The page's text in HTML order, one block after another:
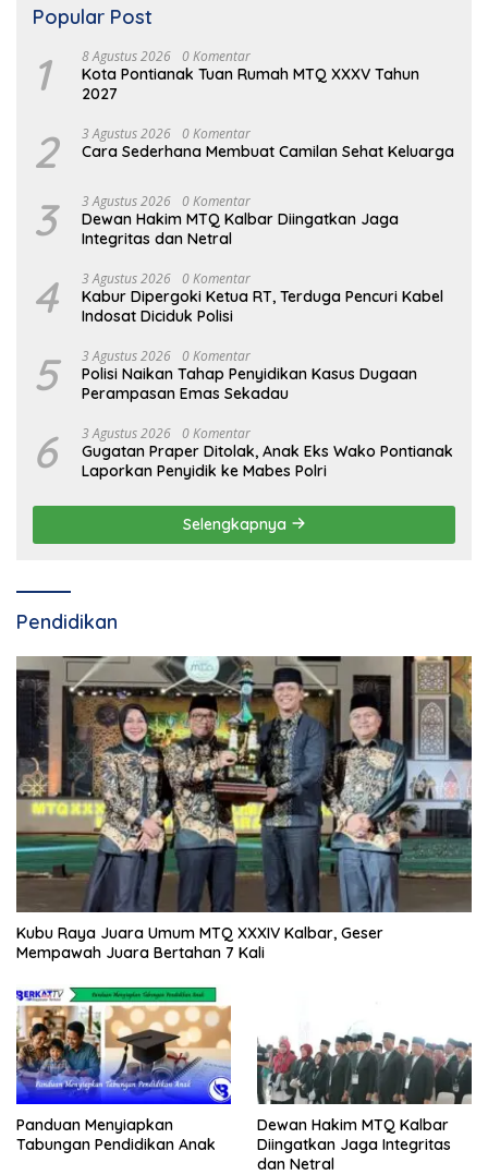
Popular Post
1 8 Agustus 2026 0 Komentar
Kota Pontianak Tuan Rumah MTQ XXXV Tahun
2027
2 3 Agustus 2026 0 Komentar
Cara Sederhana Membuat Camilan Sehat Keluarga
3 3 Agustus 2026 0 Komentar
Dewan Hakim MTQ Kalbar Diingatkan Jaga
Integritas dan Netral
4 3 Agustus 2026 0 Komentar
Kabur Dipergoki Ketua RT, Terduga Pencuri Kabel
Indosat Diciduk Polisi
5 3 Agustus 2026 0 Komentar
Polisi Naikan Tahap Penyidikan Kasus Dugaan
Perampasan Emas Sekadau
6 3 Agustus 2026 0 Komentar
Gugatan Praper Ditolak, Anak Eks Wako Pontianak
Laporkan Penyidik ke Mabes Polri
Selengkapnya
Pendidikan
Kubu Raya Juara Umum MTQ XXXIV Kalbar, Geser
Mempawah Juara Bertahan 7 Kali
Panduan Menyiapkan
Tabungan Pendidikan Anak
Dewan Hakim MTQ Kalbar
Diingatkan Jaga Integritas
dan Netral